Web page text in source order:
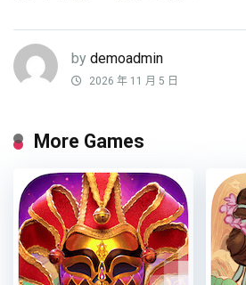
by demoadmin
2026 年 11 月 5 日
More Games